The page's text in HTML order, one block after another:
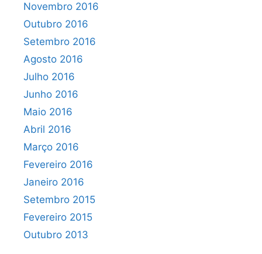
Novembro 2016
Outubro 2016
Setembro 2016
Agosto 2016
Julho 2016
Junho 2016
Maio 2016
Abril 2016
Março 2016
Fevereiro 2016
Janeiro 2016
Setembro 2015
Fevereiro 2015
Outubro 2013